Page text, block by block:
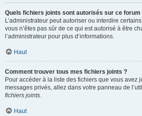
Quels fichiers joints sont autorisés sur ce forum
L’administrateur peut autoriser ou interdire
vous n’êtes pas sûr de ce qui est autorisé à être
l’administrateur pour plus d’informations.
Haut
Comment trouver tous mes fichiers joints ?
Pour accéder à la liste des fichiers que vous avez
messages privés, allez dans votre panneau de
fichiers joints.
Haut